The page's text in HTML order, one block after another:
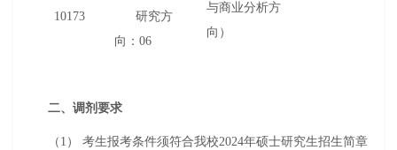
10173
研究方
向：06
与商业分析方
向）
二、调剂要求
（1） 考生报考条件须符合我校2024年硕士研究生招生简章